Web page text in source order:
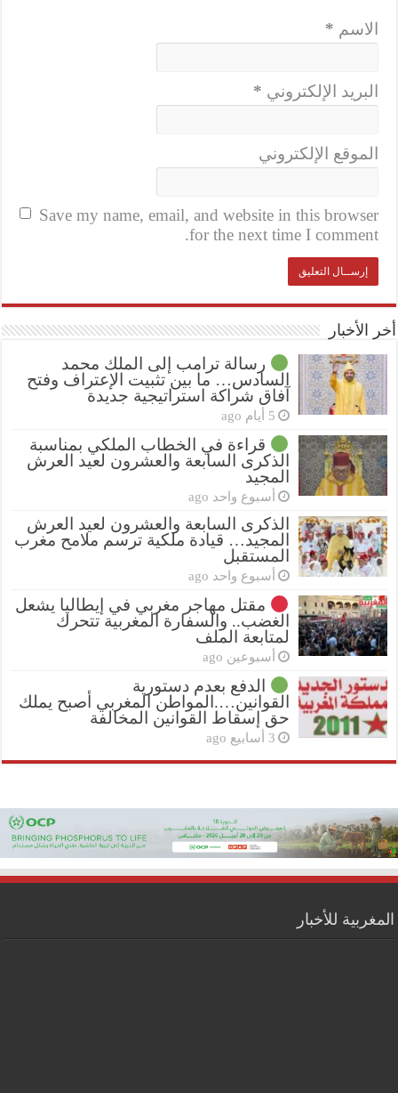
الاسم *
البريد الإلكتروني *
الموقع الإلكتروني
Save my name, email, and website in this browser
for the next time I comment.
أخر الأخبار
رسالة ترامب إلى الملك محمد
السادس… ما بين تثبيت الإعتراف وفتح
آفاق شراكة استراتيجية جديدة
5 أيام ago
قراءة في الخطاب الملكي بمناسبة
الذكرى السابعة والعشرون لعيد العرش
المجيد
أسبوع واحد ago
الذكرى السابعة والعشرون لعيد العرش
المجيد… قيادة ملكية ترسم ملامح مغرب
المستقبل
أسبوع واحد ago
مقتل مهاجر مغربي في إيطاليا يشعل
الغضب.. والسفارة المغربية تتحرك
لمتابعة الملف
أسبوعين ago
الدفع بعدم دستورية
القوانين….المواطن المغربي أصبح يملك
حق إسقاط القوانين المخالفة
3 أسابيع ago
المغربية للأخبار